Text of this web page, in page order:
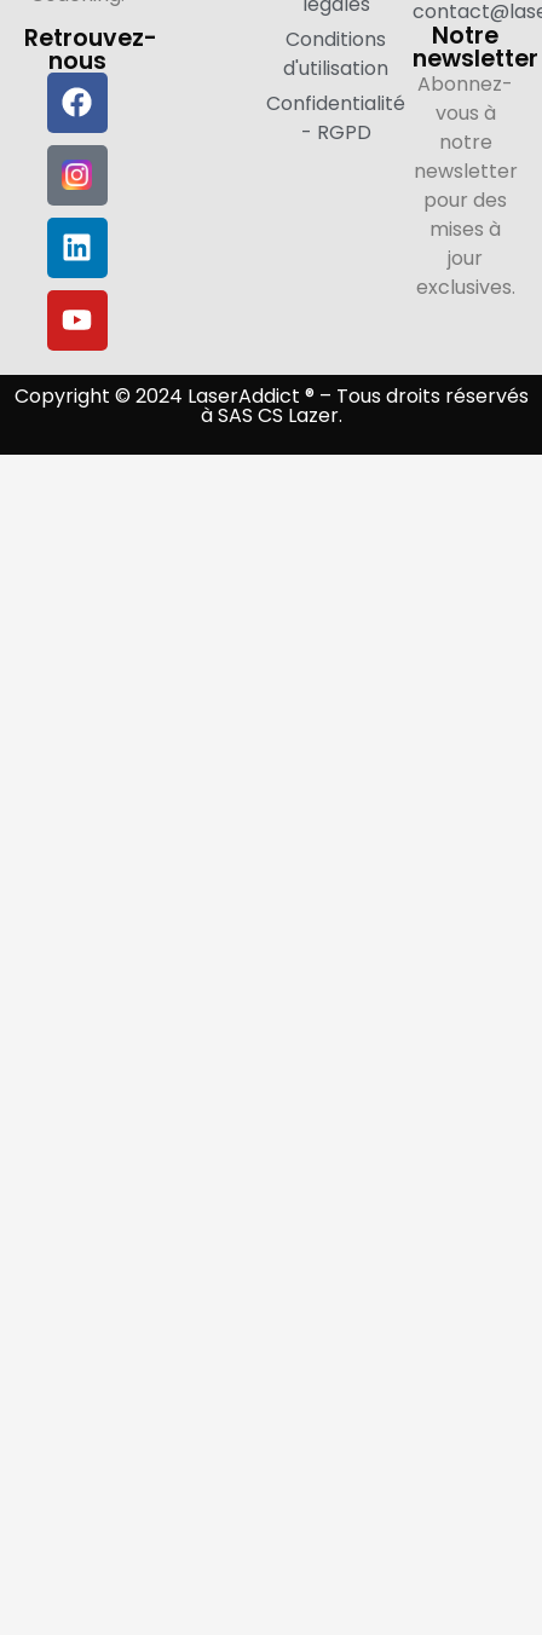
Retrouvez-
nous
Conditions
d'utilisation
Confidentialité
- RGPD
Notre
newsletter
Abonnez-
vous à
notre
newsletter
pour des
mises à
jour
exclusives.
Copyright © 2024 LaserAddict ® – Tous droits réservés
à SAS CS Lazer.